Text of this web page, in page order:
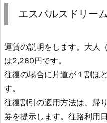
エスパルスドリー
運賃の説明をします。大人
は2,260円です。
往復の場合に片道が１割ほ
す。
往復割引の適用方法は、帰
券を提示します。往路利用